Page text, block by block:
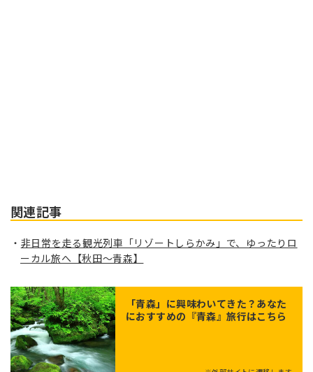
関連記事
非日常を走る観光列車「リゾートしらかみ」で、ゆったりロ
ーカル旅へ【秋田～青森】
「青森」に興味わいてきた？あなた
におすすめの『青森』旅行はこちら